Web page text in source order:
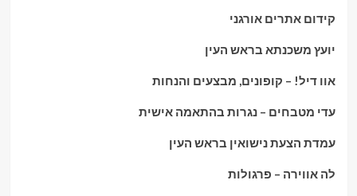
קידום אתרים אורגני
יועץ משכנתא בראש העין
אוו דיל! – קופונים, מבצעים והנחות
עדי מטבחים – נגרות בהתאמה אישית
עמדת הצעת נישואין בראש העין
לה אווירה – פרגולות